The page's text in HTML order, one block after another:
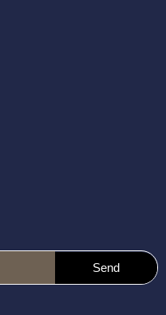
Send